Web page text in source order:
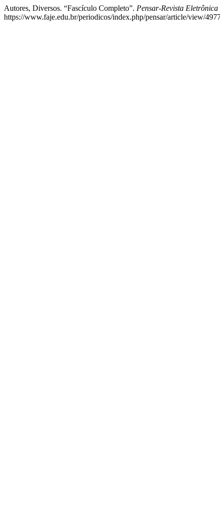
Autores, Diversos. “Fascículo Completo”. Pensar-Revista
https://www.faje.edu.br/periodicos/index.php/pensar/article/view/